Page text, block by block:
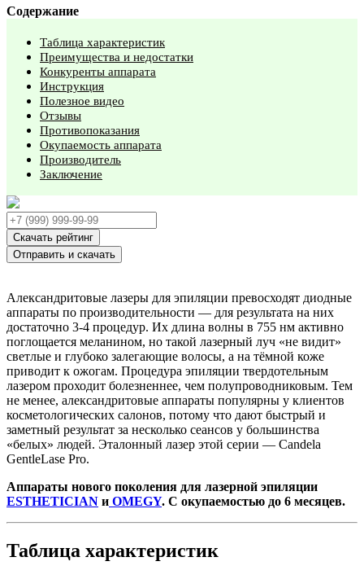
Содержание
Таблица характеристик
Преимущества и недостатки
Конкуренты аппарата
Инструкция
Полезное видео
Отзывы
Противопоказания
Окупаемость аппарата
Производитель
Заключение
Скачать рейтинг
Отправить и скачать
Александритовые лазеры для эпиляции превосходят диодные
аппараты по производительности — для результата на них
достаточно 3-4 процедур. Их длина волны в 755 нм активно
поглощается меланином, но такой лазерный луч «не видит»
светлые и глубоко залегающие волосы, а на тёмной коже
приводит к ожогам. Процедура эпиляции твердотельным
лазером проходит болезненнее, чем полупроводниковым. Тем
не менее, александритовые аппараты популярны у клиентов
косметологических салонов, потому что дают быстрый и
заметный результат за несколько сеансов у большинства
«белых» людей. Эталонный лазер этой серии — Candela
GentleLase Pro.
Аппараты нового поколения для лазерной эпиляции
ESTHETICIAN и OMEGY. С окупаемостью до 6 месяцев.
Таблица характеристик